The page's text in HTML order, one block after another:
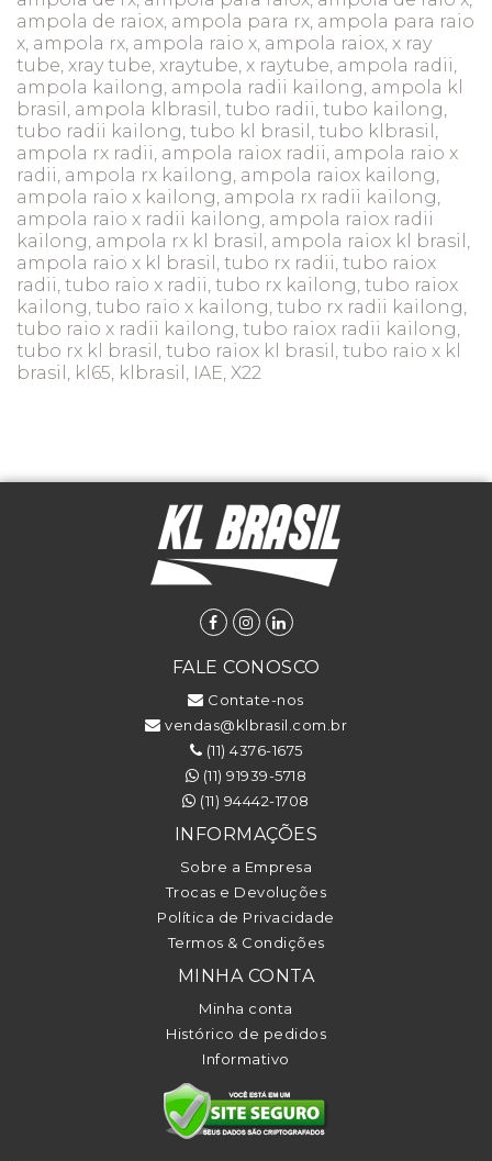
ampola de raiox, ampola para rx, ampola para raio
x, ampola rx, ampola raio x, ampola raiox, x ray
tube, xray tube, xraytube, x raytube, ampola radii,
ampola kailong, ampola radii kailong, ampola kl
brasil, ampola klbrasil, tubo radii, tubo kailong,
tubo radii kailong, tubo kl brasil, tubo klbrasil,
ampola rx radii, ampola raiox radii, ampola raio x
radii, ampola rx kailong, ampola raiox kailong,
ampola raio x kailong, ampola rx radii kailong,
ampola raio x radii kailong, ampola raiox radii
kailong, ampola rx kl brasil, ampola raiox kl brasil,
ampola raio x kl brasil, tubo rx radii, tubo raiox
radii, tubo raio x radii, tubo rx kailong, tubo raiox
kailong, tubo raio x kailong, tubo rx radii kailong,
tubo raio x radii kailong, tubo raiox radii kailong,
tubo rx kl brasil, tubo raiox kl brasil, tubo raio x kl
brasil, kl65, klbrasil, IAE, X22
FALE CONOSCO
Contate-nos
vendas@klbrasil.com.br
(11) 4376-1675
(11) 91939-5718
(11) 94442-1708
INFORMAÇÕES
Sobre a Empresa
Trocas e Devoluções
Política de Privacidade
Termos & Condições
MINHA CONTA
Minha conta
Histórico de pedidos
Informativo